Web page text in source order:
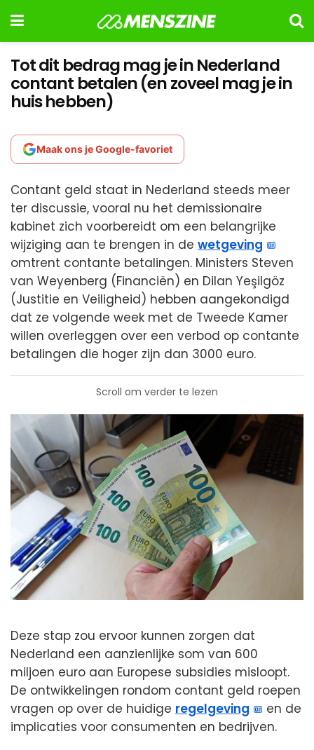
Tot dit bedrag mag je in Nederland
contant betalen (en zoveel mag je in
huis hebben)
Maak ons je Google-favoriet
Contant geld staat in Nederland steeds meer
ter discussie, vooral nu het demissionaire
kabinet zich voorbereidt om een belangrijke
wijziging aan te brengen in de wetgeving
omtrent contante betalingen. Ministers Steven
van Weyenberg (Financiën) en Dilan Yeşilgöz
(Justitie en Veiligheid) hebben aangekondigd
dat ze volgende week met de Tweede Kamer
willen overleggen over een verbod op contante
betalingen die hoger zijn dan 3000 euro.
Scroll om verder te lezen
Deze stap zou ervoor kunnen zorgen dat
Nederland een aanzienlijke som van 600
miljoen euro aan Europese subsidies misloopt.
De ontwikkelingen rondom contant geld roepen
vragen op over de huidige regelgeving
en de
implicaties voor consumenten en bedrijven.